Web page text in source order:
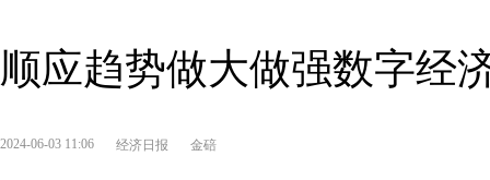
顺应趋势做大做强数字经
2024-06-03 11:06 经济日报 金碚